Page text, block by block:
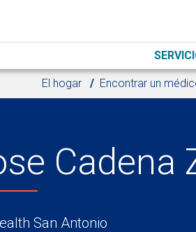
El hogar Encontrar un
Cadena
San Antonio